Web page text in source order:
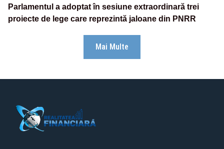
Parlamentul a adoptat în sesiune extraordinară trei
proiecte de lege care reprezintă jaloane din PNRR
Mai Multe